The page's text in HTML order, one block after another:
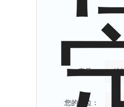
产品：
您的单位：